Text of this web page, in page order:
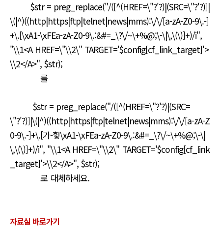
$str = preg_replace("/([^(HREF=\"?'?)|(SRC=\"?'?)]|
\(|^)((http|https|ftp|telnet|news|mms):\/\/[a-zA-Z0-9\.-]
+\.[\xA1-\xFEa-zA-Z0-9\.:&#=_\?\/~\+%@;\-\|\,\(\)]+)/i",
"\\1<A HREF=\"\\2\" TARGET='$config[cf_link_target]'>
\\2</A>", $str);
를
$str = preg_replace("/([^(HREF=\"?'?)|(SRC=
\"?'?)]|\(|^)((http|https|ftp|telnet|news|mms):\/\/[a-zA-Z
0-9\.-]+\.[가-힣\xA1-\xFEa-zA-Z0-9\.:&#=_\?\/~\+%@;\-\|
\,\(\)]+)/i", "\\1<A HREF=\"\\2\" TARGET='$config[cf_link
_target]'>\\2</A>", $str);
로 대체하세요.
자료실 바로가기